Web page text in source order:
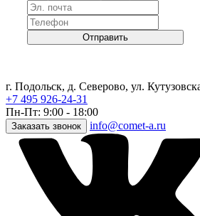
Отправить
г. Подольск, д. Северово, ул.
+7 495 926-24-31
Пн-Пт: 9:00 - 18:00
Заказать звонок info@comet-a.ru